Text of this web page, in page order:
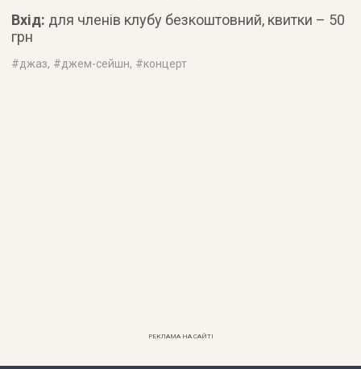
Вхід: для членів клубу безкоштовний, квитки – 50
грн
#джаз, #джем-сейшн, #концерт
РЕКЛАМА НА САЙТІ